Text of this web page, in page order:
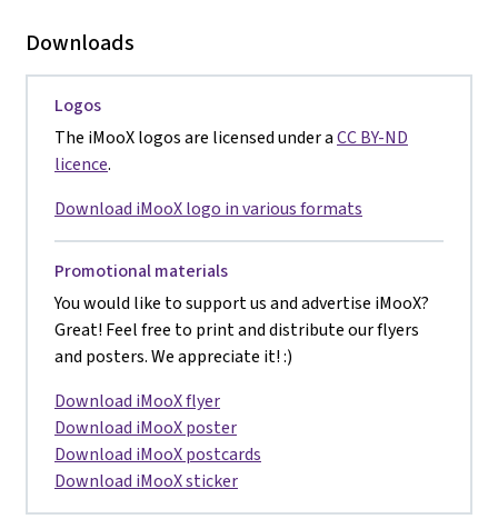
Downloads
Logos
The iMooX logos are licensed under aCC BY-ND
licence.
Download iMooX logo in various formats
Promotional materials
You would like to support us and advertise iMooX?
Great! Feel free to print and distribute our flyers
and posters. We appreciate it! :)
Download iMooX flyer
Download iMooX poster
Download iMooX postcards
Download iMooX sticker